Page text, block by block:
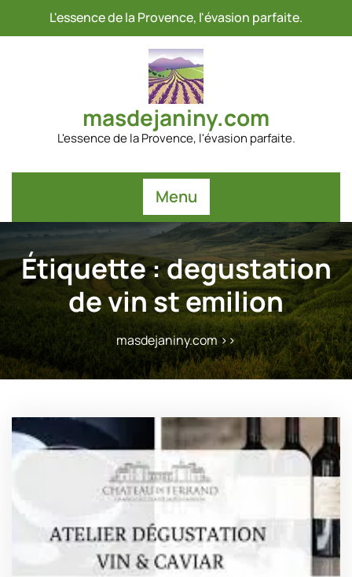
L'essence de la Provence, l'évasion parfaite.
masdejaniny.com
L'essence de la Provence, l'évasion parfaite.
Menu
Étiquette :degustation
de vin st emilion
masdejaniny.com>>